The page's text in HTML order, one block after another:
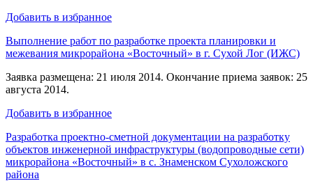
Добавить в избранное
Выполнение работ по разработке проекта планировки и
межевания микрорайона «Восточный» в г. Сухой Лог (ИЖС)
Заявка размещена: 21 июля 2014. Окончание приема заявок: 25
августа 2014.
Добавить в избранное
Разработка проектно-сметной документации на разработку
объектов инженерной инфраструктуры (водопроводные сети)
микрорайона «Восточный» в с. Знаменском Сухоложского
района